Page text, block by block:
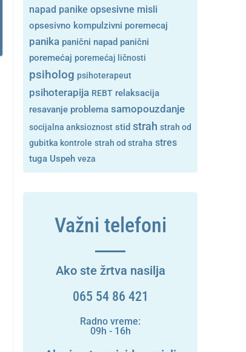
napad panike opsesivne misli
opsesivno kompulzivni poremecaj
panika panični napad panični
poremećaj poremećaj ličnosti
psiholog psihoterapeut
psihoterapija REBT relaksacija
resavanje problema samopouzdanje
socijalna anksioznost stid strah strah od
gubitka kontrole strah od straha stres
tuga Uspeh veza
Važni telefoni
Ako ste žrtva nasilja
065 54 86 421
Radno vreme:
09h - 16h